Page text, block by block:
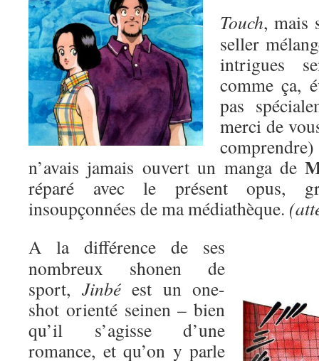
Touch, mais
seller
intrigues
comme ça,
pas
merci de
n’avais jamais ouvert un manga de
réparé avec le présent opus,
insoupçonnées de ma médiathèque.
A la différence de ses
nombreux shonen de
sport, Jinbéest un one-
shot orienté seinen – bien
qu’il s’agisse d’une
romance, et qu’on y parle